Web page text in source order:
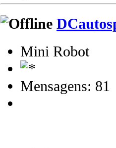
Mini Robot
Mensagens: 81